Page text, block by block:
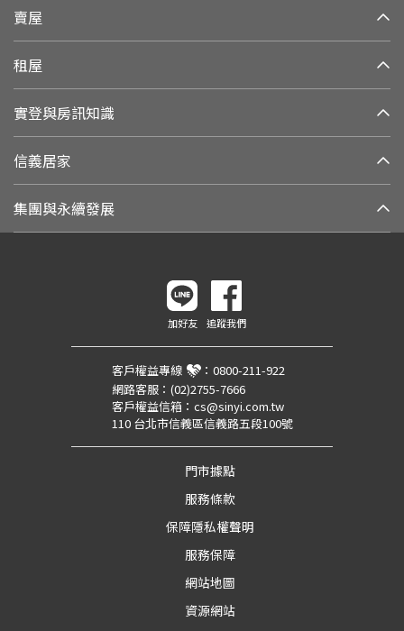
賣屋
租屋
實登與房訊知識
信義居家
集團與永續發展
加好友 追蹤我們
客戶權益專線 ： 0800-211-922
網路客服： (02)2755-7666
客戶權益信箱： cs@sinyi.com.tw
110 台北市信義區信義路五段100號
門市據點
服務條款
保障隱私權聲明
服務保障
網站地圖
資源網站